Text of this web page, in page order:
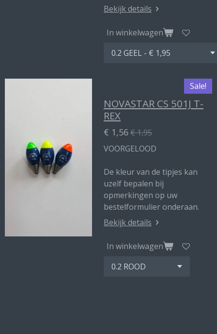
Bekijk details
In winkelwagen
Sale!
NOVASTAR CS 501J T-
REX
€ 1,56€ 1,95
VOORGELOOD
De kleur van de tipjes kan
uzelf bepalen bij
opmerkingen op uw
bestelformulier onderaan.
Bekijk details
In winkelwagen